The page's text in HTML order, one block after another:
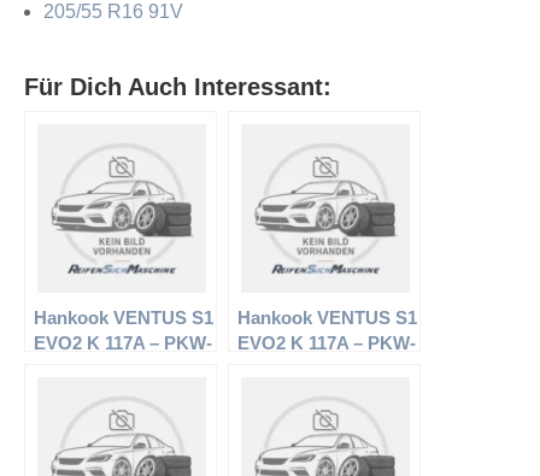
205/55 R16 91V
Für Dich Auch Interessant:
Hankook VENTUS S1
EVO2 K 117A – PKW-
Hankook VENTUS S1
EVO2 K 117A – PKW-
Sommerreifen